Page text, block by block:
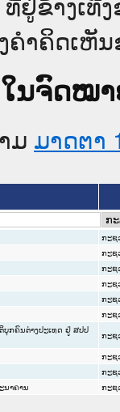
ຳຄິດເຫັ
ນຈົດໝາ
ມ ມາດ​ຕາ
ກະຊ
ກະຊ
ກະຊ
ກະຊ
ກະຊ
ກະຊ
ກຄົນຕ່າງປະເທດ ຢູ່ ສປປ
ກະຊ
ກະຊ
ກະຊ
ນາຄານ
ກະຊ